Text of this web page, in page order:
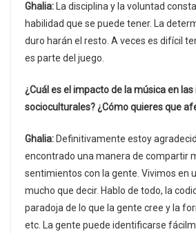
Ghalia: La disciplina y la voluntad
habilidad que se puede tener. La
duro harán el resto. A veces es difícil
es parte del juego.
¿Cuál es el impacto de la música en
socioculturales? ¿Cómo quieres que
Ghalia: Definitivamente estoy
encontrado una manera de compartir
sentimientos con la gente. Vivimos en
mucho que decir. Hablo de todo, la
paradoja de lo que la gente cree y la
etc. La gente puede identificarse